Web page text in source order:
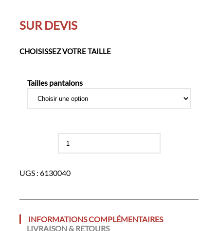
SUR DEVIS
CHOISISSEZ VOTRE TAILLE
Tailles pantalons
Chemisette
UGS : 6130040
INFORMATIONS COMPLÉMENTAIRES
LIVRAISON & RETOURS